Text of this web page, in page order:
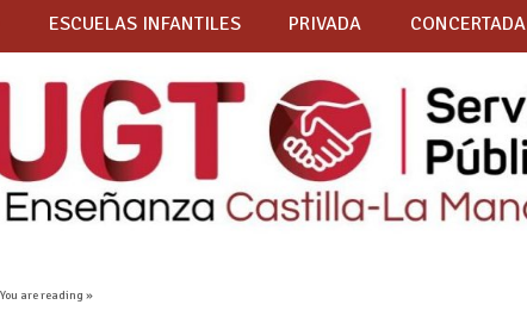
ESCUELAS INFANTILES PRIVADA CONCERTADA
are reading »